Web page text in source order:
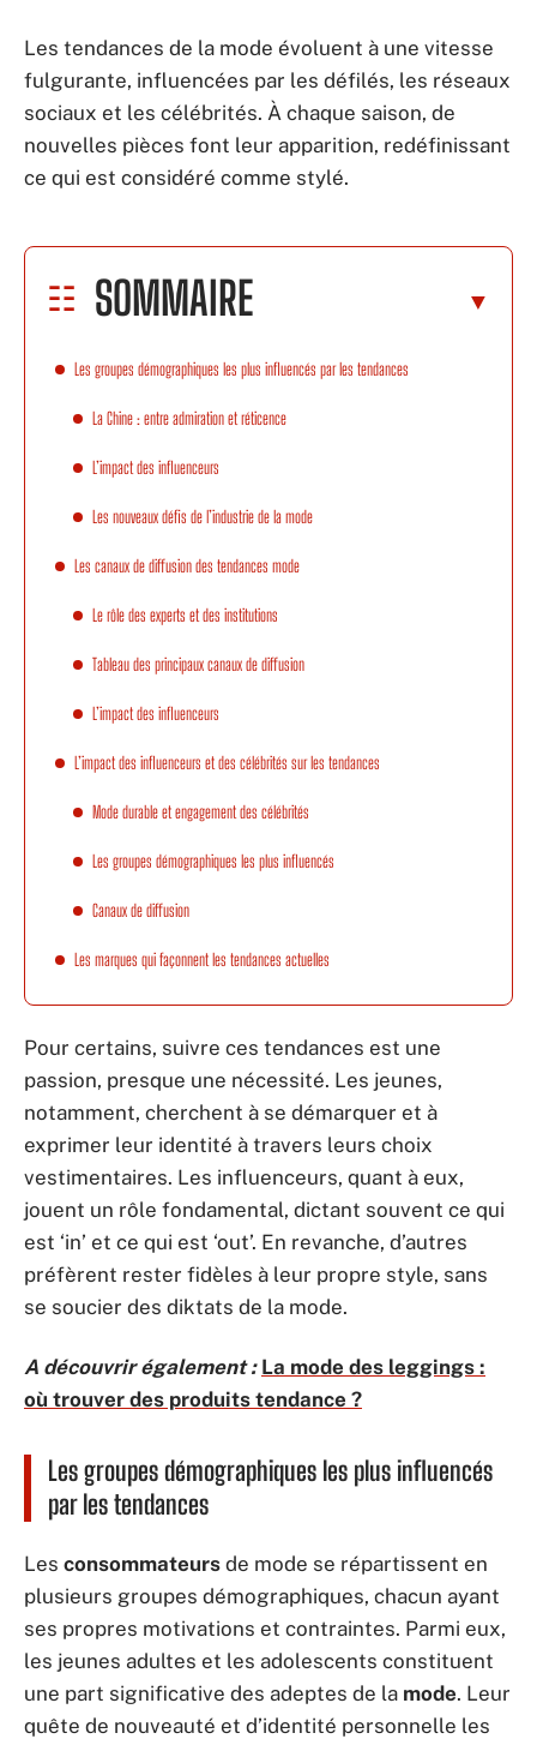
Les tendances de la mode évoluent à une vitesse
fulgurante, influencées par les défilés, les réseaux
sociaux et les célébrités. À chaque saison, de
nouvelles pièces font leur apparition, redéfinissant
ce qui est considéré comme stylé.
SOMMAIRE
Les groupes démographiques les plus influencés par les tendances
La Chine : entre admiration et réticence
L’impact des influenceurs
Les nouveaux défis de l’industrie de la mode
Les canaux de diffusion des tendances mode
Le rôle des experts et des institutions
Tableau des principaux canaux de diffusion
L’impact des influenceurs
L’impact des influenceurs et des célébrités sur les tendances
Mode durable et engagement des célébrités
Les groupes démographiques les plus influencés
Canaux de diffusion
Les marques qui façonnent les tendances actuelles
Pour certains, suivre ces tendances est une
passion, presque une nécessité. Les jeunes,
notamment, cherchent à se démarquer et à
exprimer leur identité à travers leurs choix
vestimentaires. Les influenceurs, quant à eux,
jouent un rôle fondamental, dictant souvent ce qui
est ‘in’ et ce qui est ‘out’. En revanche, d’autres
préfèrent rester fidèles à leur propre style, sans
se soucier des diktats de la mode.
A découvrir également : La mode des leggings :
où trouver des produits tendance ?
Les groupes démographiques les plus influencés
par les tendances
Les consommateurs de mode se répartissent en
plusieurs groupes démographiques, chacun ayant
ses propres motivations et contraintes. Parmi eux,
les jeunes adultes et les adolescents constituent
une part significative des adeptes de la mode. Leur
quête de nouveauté et d’identité personnelle les